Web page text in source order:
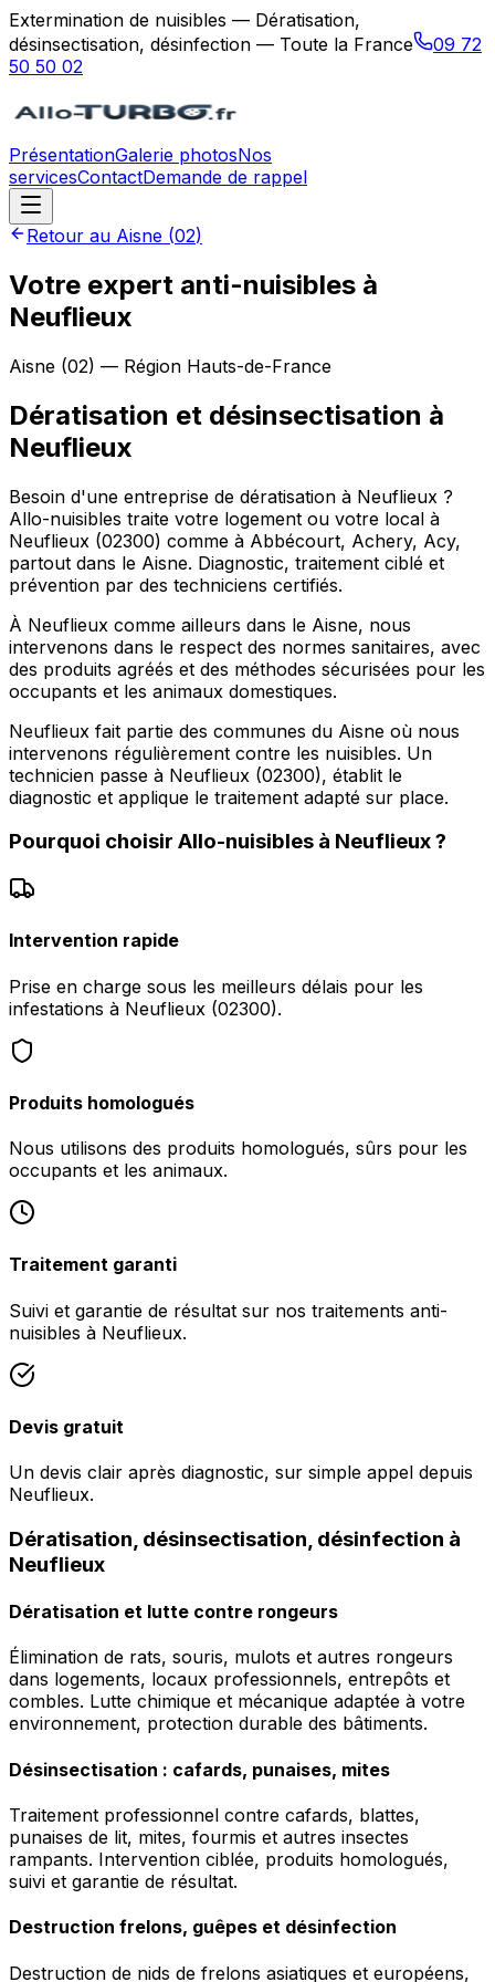
Extermination de nuisibles — Dératisation,
désinsectisation, désinfection — Toute la France
09 72
50 50 02
PrésentationGalerie photosNos
servicesContactDemande de rappel
Retour au Aisne (02)
Votre expert anti-nuisibles à
Neuflieux
Aisne (02) — Région Hauts-de-France
Dératisation et désinsectisation à
Neuflieux
Besoin d'une entreprise de dératisation à Neuflieux ?
Allo-nuisibles traite votre logement ou votre local à
Neuflieux (02300) comme à Abbécourt, Achery, Acy,
partout dans le Aisne. Diagnostic, traitement ciblé et
prévention par des techniciens certifiés.
À Neuflieux comme ailleurs dans le Aisne, nous
intervenons dans le respect des normes sanitaires, avec
des produits agréés et des méthodes sécurisées pour les
occupants et les animaux domestiques.
Neuflieux fait partie des communes du Aisne où nous
intervenons régulièrement contre les nuisibles. Un
technicien passe à Neuflieux (02300), établit le
diagnostic et applique le traitement adapté sur place.
Pourquoi choisir Allo-nuisibles à Neuflieux?
Intervention rapide
Prise en charge sous les meilleurs délais pour les
infestations à Neuflieux (02300).
Produits homologués
Nous utilisons des produits homologués, sûrs pour les
occupants et les animaux.
Traitement garanti
Suivi et garantie de résultat sur nos traitements anti-
nuisibles à Neuflieux.
Devis gratuit
Un devis clair après diagnostic, sur simple appel depuis
Neuflieux.
Dératisation, désinsectisation, désinfection à
Neuflieux
Dératisation et lutte contre rongeurs
Élimination de rats, souris, mulots et autres rongeurs
dans logements, locaux professionnels, entrepôts et
combles. Lutte chimique et mécanique adaptée à votre
environnement, protection durable des bâtiments.
Désinsectisation : cafards, punaises, mites
Traitement professionnel contre cafards, blattes,
punaises de lit, mites, fourmis et autres insectes
rampants. Intervention ciblée, produits homologués,
suivi et garantie de résultat.
Destruction frelons, guêpes et désinfection
Destruction de nids de frelons asiatiques et européens,